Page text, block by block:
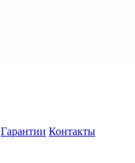
Гарантии Контакты